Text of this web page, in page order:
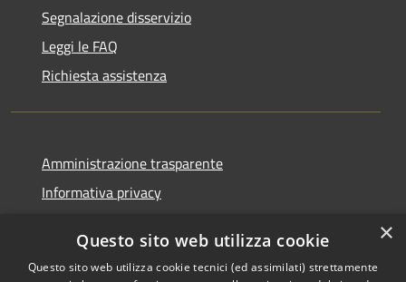
Segnalazione disservizio
Leggi le FAQ
Richiesta assistenza
Amministrazione trasparente
Informativa privacy
Dichiarazione di accessibilità
×
Questo sito web utilizza cookie
Questo sito web utilizza cookie tecnici (ed assimilati) strettamente